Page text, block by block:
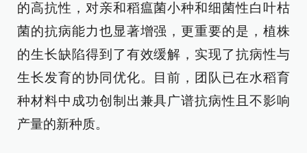
的高抗性，对亲和稻瘟菌小种和细菌性白叶枯
菌的抗病能力也显著增强，更重要的是，植株
的生长缺陷得到了有效缓解，实现了抗病性与
生长发育的协同优化。目前，团队已在水稻育
种材料中成功创制出兼具广谱抗病性且不影响
产量的新种质。